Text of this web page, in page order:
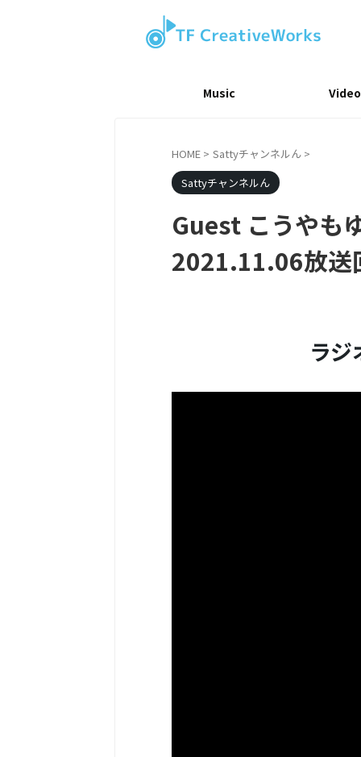
Music
HOME > Sattyチャンネルん >
Sattyチャンネルん
Guest こうやも
2021.11.06放
ラ